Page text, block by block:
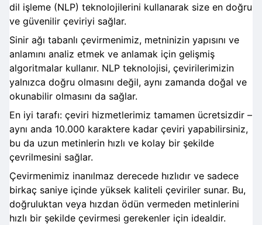
dil işleme (NLP) teknolojilerini kullanarak size en doğru
ve güvenilir çeviriyi sağlar.
Sinir ağı tabanlı çevirmenimiz, metninizin yapısını ve
anlamını analiz etmek ve anlamak için gelişmiş
algoritmalar kullanır. NLP teknolojisi, çevirilerimizin
yalnızca doğru olmasını değil, aynı zamanda doğal ve
okunabilir olmasını da sağlar.
En iyi tarafı: çeviri hizmetlerimiz tamamen ücretsizdir –
aynı anda 10.000 karaktere kadar çeviri yapabilirsiniz,
bu da uzun metinlerin hızlı ve kolay bir şekilde
çevrilmesini sağlar.
Çevirmenimiz inanılmaz derecede hızlıdır ve sadece
birkaç saniye içinde yüksek kaliteli çeviriler sunar. Bu,
doğruluktan veya hızdan ödün vermeden metinlerini
hızlı bir şekilde çevirmesi gerekenler için idealdir.